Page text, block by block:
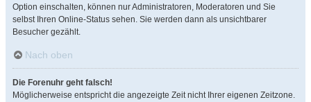
Option einschalten, können nur Administratoren, Moderatoren und Sie
selbst Ihren Online-Status sehen. Sie werden dann als unsichtbarer
Besucher gezählt.
Nach oben
Die Forenuhr geht falsch!
Möglicherweise entspricht die angezeigte Zeit nicht Ihrer eigenen Zeitzone.